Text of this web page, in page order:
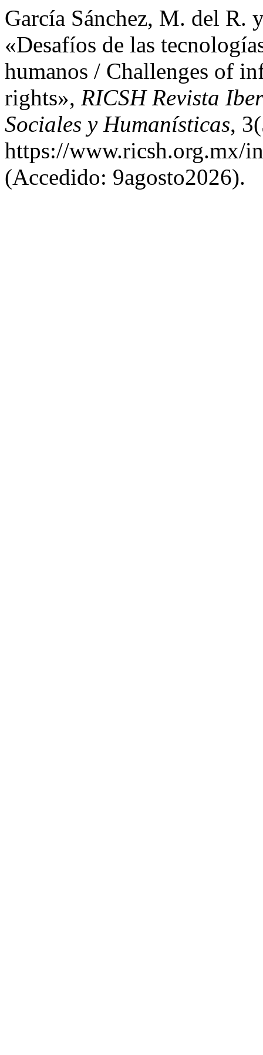
García Sánchez, M. del R.
«Desafíos de las
humanos / Challenges of
rights», RICSH Revista
Sociales y Humanísticas,
https://www.ricsh.org.mx/
(Accedido: 9agosto2026).